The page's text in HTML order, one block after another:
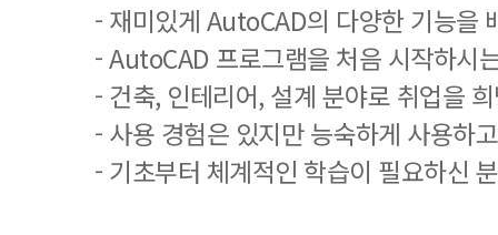
- 재미있게 AutoCAD의 다양한 기능을
- AutoCAD 프로그램을 처음 시작하시
- 건축, 인테리어, 설계 분야로 취업을
- 사용 경험은 있지만 능숙하게 사용하
- 기초부터 체계적인 학습이 필요하신 분